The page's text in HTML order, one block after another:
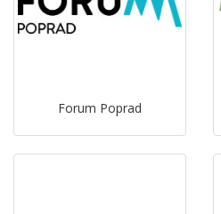
Forum Poprad